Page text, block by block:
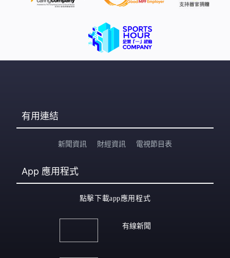
有用連結
新聞資訊 財經資訊 電視節目表
App 應用程式
點擊下載app應用程式
有線新聞